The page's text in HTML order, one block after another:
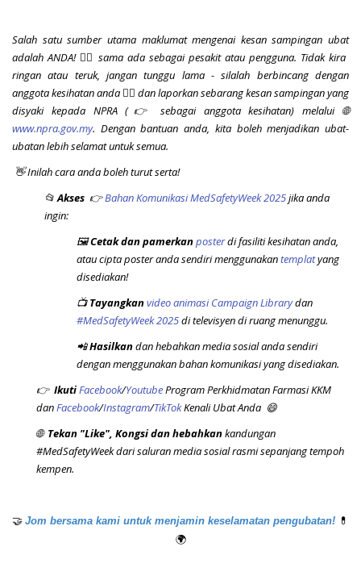
Salah satu sumber utama maklumat mengenai kesan sampingan ubat
adalah ANDA! 🙋‍♀️ sama ada sebagai pesakit atau pengguna. Tidak kira
ringan atau teruk, jangan tunggu lama - silalah berbincang dengan
anggota kesihatan anda 👩‍⚕️ dan laporkan sebarang kesan sampingan yang
disyaki kepada NPRA (👉 sebagai anggota kesihatan) melalui 🌐
www.npra.gov.my. Dengan bantuan anda, kita boleh menjadikan ubat-
ubatan lebih selamat untuk semua.
👋 Inilah cara anda boleh turut serta!
📂Akses 👉Bahan Komunikasi MedSafetyWeek 2025jika anda
ingin:
🖼️Cetak dan pamerkanposterdi fasiliti kesihatan anda,
atau cipta poster anda sendiri menggunakantemplatyang
disediakan!
📺Tayangkanvideo animasi Campaign Librarydan
#MedSafetyWeek 2025di televisyen di ruang menunggu.
📲Hasilkandan hebahkan media sosial anda sendiri
dengan menggunakan bahan komunikasi yang disediakan.
👉 IkutiFacebook/YoutubeProgram Perkhidmatan Farmasi KKM
danFacebook/Instagram/TikTokKenali Ubat Anda 😄
🌐 Tekan "Like", Kongsi dan hebahkankandungan
#MedSafetyWeek dari saluran media sosial rasmi sepanjang tempoh
kempen.
🤝 Jom bersama kami untuk menjamin keselamatan pengubatan! 💊
🌍